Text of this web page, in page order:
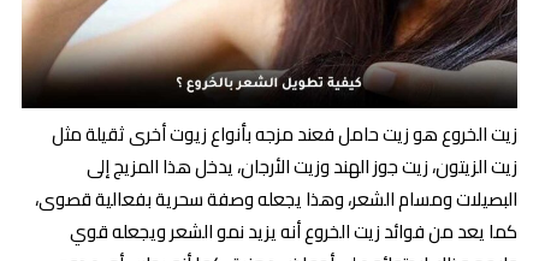
زيت الخروع هو زيت حامل فعند مزجه بأنواع زيوت أخرى ثقيلة مثل
زيت الزيتون، زيت جوز الهند وزيت الأرجان، يدخل هذا المزيج إلى
البصيلات ومسام الشعر، وهذا يجعله وصفة سحرية بفعالية قصوى،
كما يعد من فوائد زيت الخروع أنه يزيد نمو الشعر ويجعله قوي